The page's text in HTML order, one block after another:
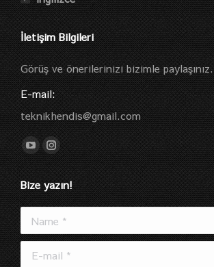
İletişim Bilgileri
Görüş ve önerilerinizi bizimle paylaşınız.
E-mail:
teknikhendis@gmail.com
Find us on:
YouTube
page
opens
in
new
window
Instagram
page
opens
in
new
window
Bize yazın!
Name *
E-mail *